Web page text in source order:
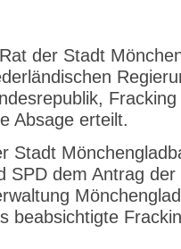
der Stadt
Fracking
Absage erteilt.
Stadt
SPD dem Antrag
beabsichtigte